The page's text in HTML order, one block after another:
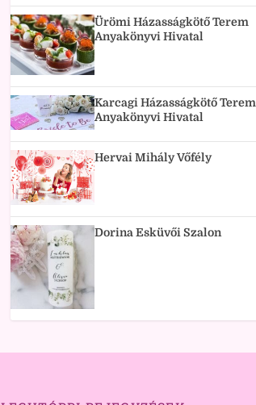
Ürömi Házasságkötő Terem
Anyakönyvi Hivatal
Karcagi Házasságkötő Terem
Anyakönyvi Hivatal
Hervai Mihály Vőfély
Dorina Esküvői Szalon